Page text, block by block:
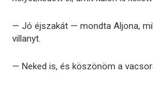
— Jó éjszakát — mondta Aljona,
villanyt.
— Neked is, és köszönöm a